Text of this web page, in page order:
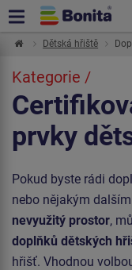
Dětská hřiště
Kategorie /
prvky
Pokud byste rádi
nebo nějakým
nevyužitý prostor,
doplňků dětských
hřišť. Vhodnou